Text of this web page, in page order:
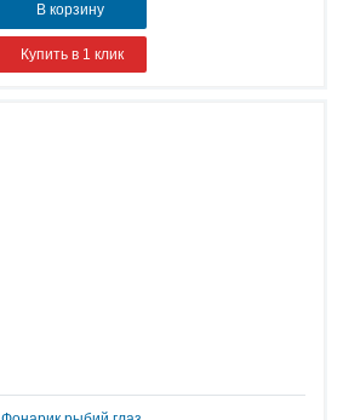
В корзину
Купить в 1 клик